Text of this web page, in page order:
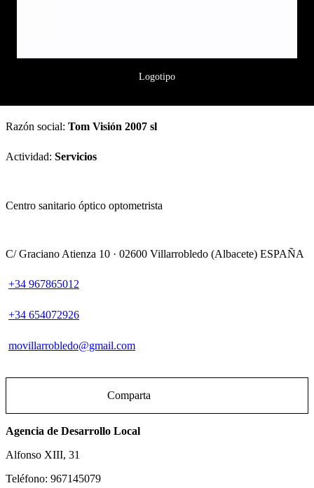
Logotipo
Razón social: Tom Visión 2007 sl
Actividad: Servicios
Centro sanitario óptico optometrista
C/ Graciano Atienza 10 · 02600 Villarrobledo (Albacete) ESPAÑA
+34 967865012
+34 654072926
movillarrobledo@gmail.com
Comparta
Agencia de Desarrollo Local
Alfonso XIII, 31
Teléfono: 967145079